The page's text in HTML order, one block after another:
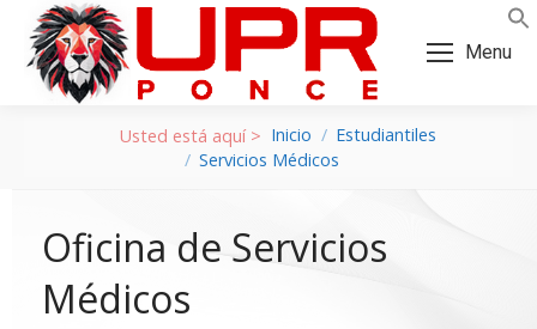
Skip
Content
Skip
navigation
Menu
Inicio
Estudiantiles
Servicios Médicos
Oficina de Servicios
Médicos